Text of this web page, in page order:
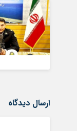
ارسال دیدگاه